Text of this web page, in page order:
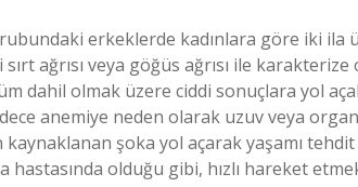
erkeklerde kadınlara göre iki ila
ağrısı veya göğüs ağrısı ile
dahil olmak üzere ciddi sonuçlara yol
anemiye neden olarak uzuv veya
kaynaklanan şoka yol açarak yaşamı
olduğu gibi, hızlı hareket